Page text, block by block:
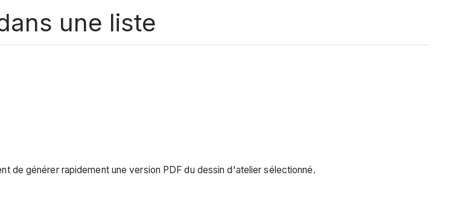
une liste
de générer rapidement une version PDF du dessin d'atelier sélectionné.